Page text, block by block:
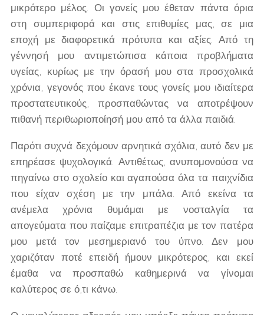
μικρότερο μέλος. Οι γονείς μου έθεταν πάντα όρια
στη συμπεριφορά και στις επιθυμίες μας, σε μια
εποχή με διαφορετικά πρότυπα και αξίες. Από τη
γέννησή μου αντιμετώπισα κάποια προβλήματα
υγείας, κυρίως με την όρασή μου στα προσχολικά
χρόνια, γεγονός που έκανε τους γονείς μου ιδιαίτερα
προστατευτικούς, προσπαθώντας να αποτρέψουν
πιθανή περιθωριοποίησή μου από τα άλλα παιδιά.
Παρότι συχνά δεχόμουν αρνητικά σχόλια, αυτό δεν με
επηρέασε ψυχολογικά. Αντιθέτως, ανυπομονούσα να
πηγαίνω στο σχολείο και αγαπούσα όλα τα παιχνίδια
που είχαν σχέση με την μπάλα. Από εκείνα τα
ανέμελα χρόνια θυμάμαι με νοσταλγία τα
απογεύματα που παίζαμε επιτραπέζια με τον πατέρα
μου μετά τον μεσημεριανό του ύπνο. Δεν μου
χαριζόταν ποτέ επειδή ήμουν μικρότερος, και εκεί
έμαθα να προσπαθώ καθημερινά να γίνομαι
καλύτερος σε ό,τι κάνω.